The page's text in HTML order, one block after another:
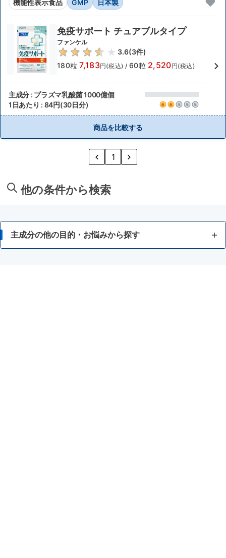
機能性表示食品 GMP 日本製
免疫サポート チュアブルタイプ
ファンケル
3.6(3件)
180粒 7,183円(税込) / 60粒 2,520円(税込)
主成分 : プラズマ乳酸菌 1000億個
1日あたり : 84円(30日分)
商品を比較する
1
他の条件から検索
主成分の他の目的・お悩みから探す